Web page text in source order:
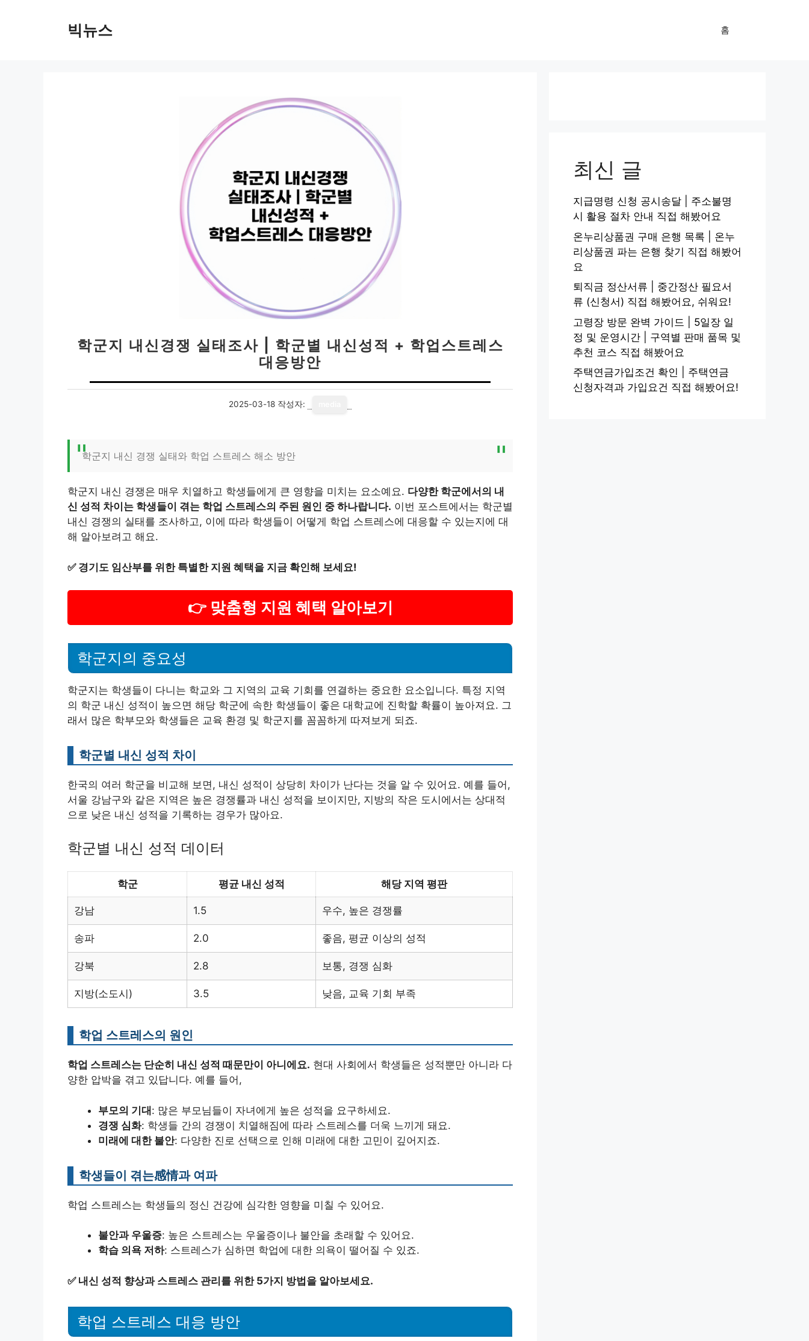
빅뉴스 홈
학군지 내신경쟁 실태조사 | 학군별 내신성적 + 학업스트레스
대응방안
2025-03-18 작성자:
학군지 내신 경쟁 실태와 학업 스트레스 해소 방안
학군지 내신 경쟁은 매우 치열하고 학생들에게 큰 영향을 미치는 요소예요. 다양한 학군에서의 내
신 성적 차이는 학생들이 겪는 학업 스트레스의 주된 원인 중 하나랍니다. 이번 포스트에서는 학군별
내신 경쟁의 실태를 조사하고, 이에 따라 학생들이 어떻게 학업 스트레스에 대응할 수 있는지에 대
해 알아보려고 해요.
✅ 경기도 임산부를 위한 특별한 지원 혜택을 지금 확인해 보세요!
👉 맞춤형 지원 혜택 알아보기
학군지의 중요성
학군지는 학생들이 다니는 학교와 그 지역의 교육 기회를 연결하는 중요한 요소입니다. 특정 지역
의 학군 내신 성적이 높으면 해당 학군에 속한 학생들이 좋은 대학교에 진학할 확률이 높아져요. 그
래서 많은 학부모와 학생들은 교육 환경 및 학군지를 꼼꼼하게 따져보게 되죠.
학군별 내신 성적 차이
한국의 여러 학군을 비교해 보면, 내신 성적이 상당히 차이가 난다는 것을 알 수 있어요. 예를 들어,
서울 강남구와 같은 지역은 높은 경쟁률과 내신 성적을 보이지만, 지방의 작은 도시에서는 상대적
으로 낮은 내신 성적을 기록하는 경우가 많아요.
학군별 내신 성적 데이터
학군 평균 내신 성적 해당 지역 평판
강남 1.5 우수, 높은 경쟁률
송파 2.0 좋음, 평균 이상의 성적
강북 2.8 보통, 경쟁 심화
지방(소도시) 3.5 낮음, 교육 기회 부족
학업 스트레스의 원인
학업 스트레스는 단순히 내신 성적 때문만이 아니에요. 현대 사회에서 학생들은 성적뿐만 아니라 다
양한 압박을 겪고 있답니다. 예를 들어,
부모의 기대: 많은 부모님들이 자녀에게 높은 성적을 요구하세요.
경쟁 심화: 학생들 간의 경쟁이 치열해짐에 따라 스트레스를 더욱 느끼게 돼요.
미래에 대한 불안: 다양한 진로 선택으로 인해 미래에 대한 고민이 깊어지죠.
학생들이 겪는感情과 여파
학업 스트레스는 학생들의 정신 건강에 심각한 영향을 미칠 수 있어요.
불안과 우울증: 높은 스트레스는 우울증이나 불안을 초래할 수 있어요.
학습 의욕 저하: 스트레스가 심하면 학업에 대한 의욕이 떨어질 수 있죠.
✅ 내신 성적 향상과 스트레스 관리를 위한 5가지 방법을 알아보세요.
학업 스트레스 대응 방안
최신 글
지급명령 신청 공시송달 | 주소불명
시 활용 절차 안내 직접 해봤어요
온누리상품권 구매 은행 목록 | 온누
리상품권 파는 은행 찾기 직접 해봤어
요
퇴직금 정산서류 | 중간정산 필요서
류 (신청서) 직접 해봤어요, 쉬워요!
고령장 방문 완벽 가이드 | 5일장 일
정 및 운영시간 | 구역별 판매 품목 및
추천 코스 직접 해봤어요
주택연금가입조건 확인 | 주택연금
신청자격과 가입요건 직접 해봤어요!